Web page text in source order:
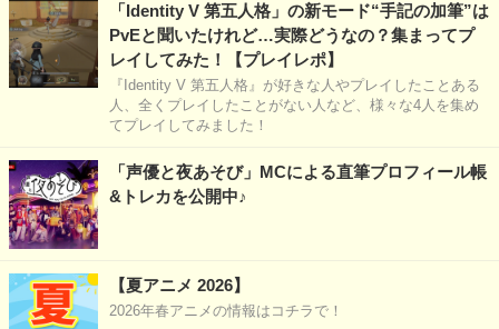
「Identity V 第五人格」の新モード“手記の加筆”は
PvEと聞いたけれど…実際どうなの？集まってプ
レイしてみた！【プレイレポ】
『Identity V 第五人格』が好きな人やプレイしたことある
人、全くプレイしたことがない人など、様々な4人を集め
てプレイしてみました！
「声優と夜あそび」MCによる直筆プロフィール帳
&トレカを公開中♪
【夏アニメ 2026】
2026年春アニメの情報はコチラで！